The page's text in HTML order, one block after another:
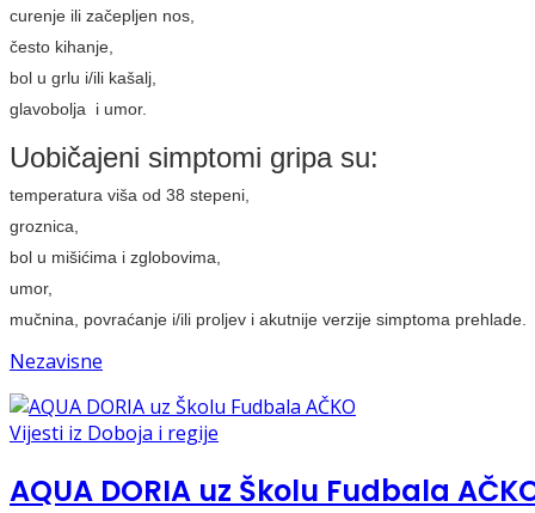
curenje ili začepljen nos,
često kihanje,
bol u grlu i/ili kašalj,
glavobolja i umor.
Uobičajeni simptomi gripa su:
temperatura viša od 38 stepeni,
groznica,
bol u mišićima i zglobovima,
umor,
mučnina, povraćanje i/ili proljev i akutnije verzije simptoma prehlade.
Nezavisne
Vijesti iz Doboja i regije
AQUA DORIA uz Školu Fudbala